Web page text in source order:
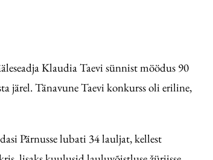
Klaudia Taevi sünnist möödus 90
järel. Tänavune Taevi konkurss oli eriline,
Pärnusse lubati 34 lauljat, kellest